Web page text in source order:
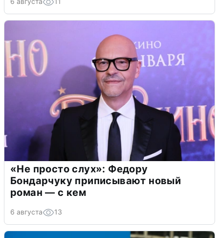
«Не просто слух»: Федору
Бондарчуку приписывают новый
роман — с кем
6 августа 13